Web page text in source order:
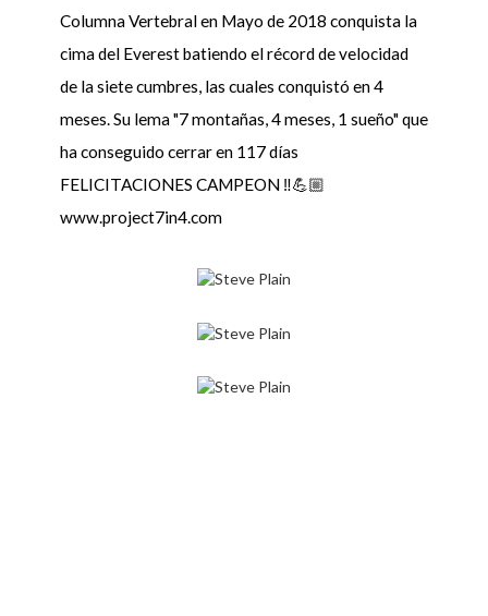
Columna Vertebral en Mayo de 2018 conquista la
cima del Everest batiendo el récord de velocidad
de la siete cumbres, las cuales conquistó en 4
meses. Su lema "7 montañas, 4 meses, 1 sueño" que
ha conseguido cerrar en 117 días
FELICITACIONES CAMPEON ‼️💪🏼
www.project7in4.com